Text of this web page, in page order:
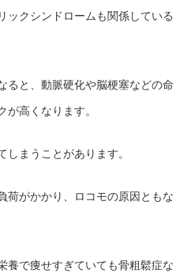
ックシンドロームも関係している
ると、動脈硬化や脳梗塞などの命
が高くなります。
まうことがあります。
荷がかかり、ロコモの原因ともな
養で痩せすぎていても骨粗鬆症な